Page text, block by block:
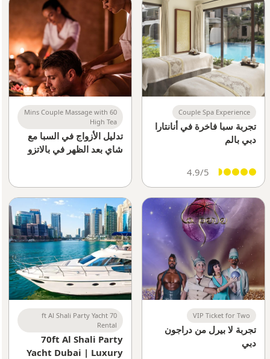
Couple Spa Experience
تجربة سبا فاخرة في أنانتارا
دبي بالم
4.9/5
60 Mins Couple Massage with
High Tea
تدليل الأزواج في السبا مع
شاي بعد الظهر في بالاتزو
VIP Ticket for Two
تجربة لا بيرل من دراجون
دبي
70 ft Al Shali Party Yacht
Rental
70ft Al Shali Party
Yacht Dubai | Luxury